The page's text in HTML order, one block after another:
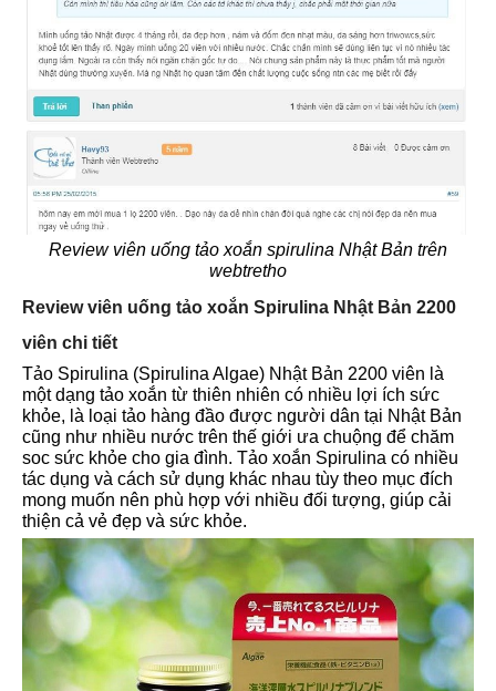
Review viên uống tảo xoắn spirulina Nhật Bản trên
webtretho
Review viên uống tảo xoắn Spirulina Nhật Bản 2200
viên chi tiết
Tảo Spirulina (Spirulina Algae) Nhật Bản 2200 viên là
một dạng tảo xoắn từ thiên nhiên có nhiều lợi ích sức
khỏe, là loại tảo hàng đầo được người dân tại Nhật Bản
cũng như nhiều nước trên thế giới ưa chuộng để chăm
soc sức khỏe cho gia đình. Tảo xoắn Spirulina có nhiều
tác dụng và cách sử dụng khác nhau tùy theo mục đích
mong muốn nên phù hợp với nhiều đối tượng, giúp cải
thiện cả vẻ đẹp và sức khỏe.